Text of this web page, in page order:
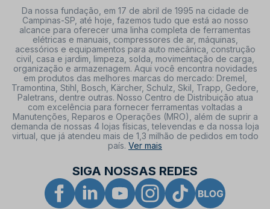
Da nossa fundação, em 17 de abril de 1995 na cidade de
Campinas-SP, até hoje, fazemos tudo que está ao nosso
alcance para oferecer uma linha completa de ferramentas
elétricas e manuais, compressores de ar, máquinas,
acessórios e equipamentos para auto mecânica, construção
civil, casa e jardim, limpeza, solda, movimentação de carga,
organização e armazenagem. Aqui você encontra novidades
em produtos das melhores marcas do mercado: Dremel,
Tramontina, Stihl, Bosch, Kärcher, Schulz, Skil, Trapp, Gedore,
Paletrans, dentre outras. Nosso Centro de Distribuição atua
com excelência para fornecer ferramentas voltadas a
Manutenções, Reparos e Operações (MRO), além de suprir a
demanda de nossas 4 lojas físicas, televendas e da nossa loja
virtual, que já atendeu mais de 1,3 milhão de pedidos em todo
país. Ver mais
SIGA NOSSAS REDES